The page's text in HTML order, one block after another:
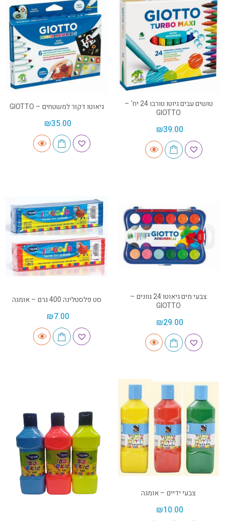
טושים עבים גיוטו טורבו 24 יח' –
GIOTTO
₪39.00
גיאוטו דקור למשטחים – GIOTTO
₪35.00
צבעי מים גיאוטו 24 גוונים –
GIOTTO
₪29.00
סט פלסטלינה 400 גרם – אומגה
₪7.00
צבעי ידיים – אומגה
₪10.00